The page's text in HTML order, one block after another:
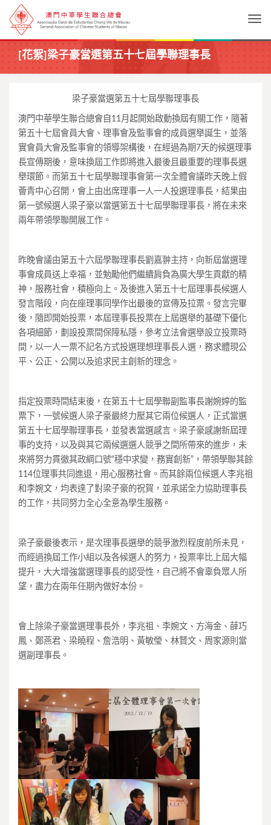
[花絮]梁子豪當選第五十七屆學聯理事長
梁子豪當選第五十七屆學聯理事長
澳門中華學生聯合總會自11月起開始啟動換屆有關工作，隨著
第五十七屆會員大會、理事會及監事會的成員選舉誕生，並落
實會員大會及監事會的領導架構後，在經過為期7天的候選理事
長宣傳期後，意味換屆工作即將進入最後且最重要的理事長選
舉環節。而第五十七屆學聯理事會第一次全體會議昨天晚上假
薈青中心召開，會上由出席理事一人一人投選理事長，結果由
第一號候選人梁子豪以當選第五十七屆學聯理事長，將在未來
兩年帶領學聯開展工作。
昨晚會議由第五十六屆學聯理事長劉嘉翀主持，向新屆當選理
事會成員送上幸福，並勉勵他們繼續肩負為廣大學生貢獻的精
神，服務社會，積極向上。及後進入第五十七屆理事長候選人
發言階段，向在座理事同學作出最後的宣傳及拉票。發言完畢
後，隨即開始投票，本屆理事長投票在上屆選舉的基礎下優化
各項細節，劃設投票間保障私隱，參考立法會選舉設立投票時
間，以一人一票不記名方式投選理想理事長人選，務求體現公
平、公正、公開以及追求民主創新的理念。
指定投票時間結束後，在第五十七屆學聯副監事長謝婉婷的監
票下，一號候選人梁子豪最終力壓其它兩位候選人，正式當選
第五十七屆學聯理事長，並發表當選感言。梁子豪感謝新屆理
事的支持，以及與其它兩候選選人競爭之間所帶來的進步，未
來將努力貫徹其政綱口號“穩中求變，務實創新”，帶領學聯其餘
114位理事共同進退，用心服務社會。而其餘兩位候選人李兆祖
和李婉文，均表達了對梁子豪的祝賀，並承諾全力協助理事長
的工作，共同努力全心全意為學生服務。
梁子豪最後表示，是次理事長選舉的競爭激烈程度前所未見，
而經過換屆工作小組以及各候選人的努力，投票率比上屆大幅
提升，大大增強當選理事長的認受性，自己將不會辜負眾人所
望，盡力在兩年任期內做好本份。
會上除梁子豪當選理事長外，李兆祖、李婉文、方海金、薛巧
鳳、鄭燕君、梁曉程、詹浩明、黃敏瑩、林賢文、周家源則當
選副理事長。